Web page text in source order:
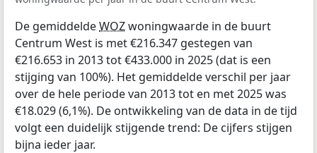
De gemiddeldeWOZwoningwaarde in de buurt
Centrum West is met €216.347 gestegen van
€216.653 in 2013 tot €433.000 in 2025 (dat is een
stijging van 100%). Het gemiddelde verschil per jaar
over de hele periode van 2013 tot en met 2025 was
€18.029 (6,1%). De ontwikkeling van de data in de tijd
volgt een duidelijk stijgende trend: De cijfers stijgen
bijna ieder jaar.